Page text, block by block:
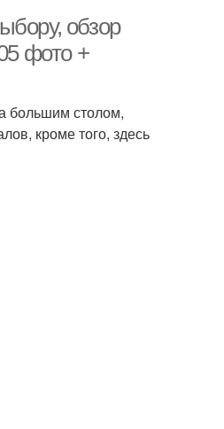
обзор
фото +
большим столом,
кроме того, здесь